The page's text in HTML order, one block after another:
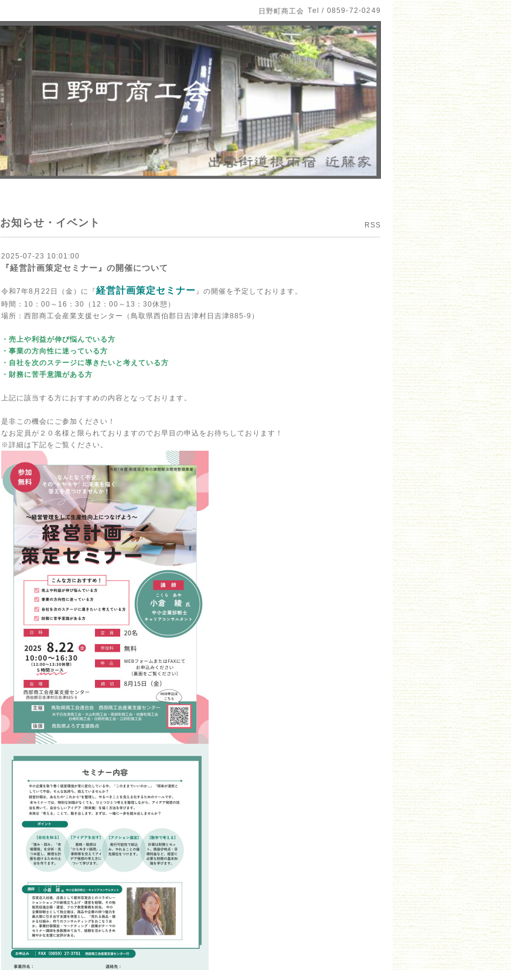
日野町商工会 Tel / 0859-72-0249
お知らせ・イベント RSS
2025-07-23 10:01:00
『経営計画策定セミナー』の開催について
令和7年8月22日（金）に『経営計画策定セミナー 』の開催を予定しております。
時間：10：00～16：30（12：00～13：30休憩）
場所：西部商工会産業支援センター（鳥取県西伯郡日吉津村日吉津885-9）
・売上や利益が伸び悩んでいる方
・事業の方向性に迷っている方
・自社を次のステージに導きたいと考えている方
・財務に苦手意識がある方
上記に該当する方におすすめの内容となっております。
是非この機会にご参加ください！
なお定員が２０名様と限られておりますのでお早目の申込をお待ちしております！
※詳細は下記をご覧ください。